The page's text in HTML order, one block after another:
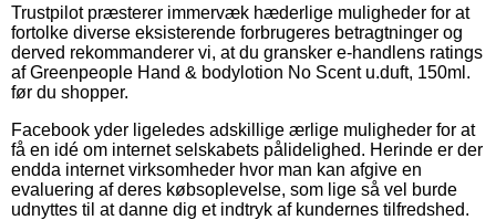
Trustpilot præsterer immervæk hæderlige muligheder for at
fortolke diverse eksisterende forbrugeres betragtninger og
derved rekommanderer vi, at du gransker e-handlens ratings
af Greenpeople Hand & bodylotion No Scent u.duft, 150ml.
før du shopper.
Facebook yder ligeledes adskillige ærlige muligheder for at
få en idé om internet selskabets pålidelighed. Herinde er der
endda internet virksomheder hvor man kan afgive en
evaluering af deres købsoplevelse, som lige så vel burde
udnyttes til at danne dig et indtryk af kundernes tilfredshed.